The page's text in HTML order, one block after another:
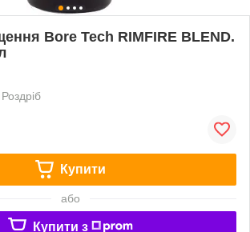
Bore Tech RIMFIRE BLEND.
Роздріб
Купити
або
Купити з